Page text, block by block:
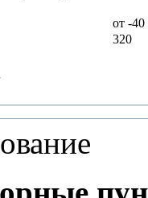
от -
320